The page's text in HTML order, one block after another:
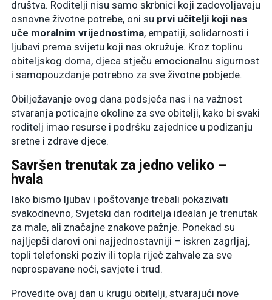
društva. Roditelji nisu samo skrbnici koji zadovoljavaju
osnovne životne potrebe, oni su prvi učitelji koji nas
uče moralnim vrijednostima, empatiji, solidarnosti i
ljubavi prema svijetu koji nas okružuje. Kroz toplinu
obiteljskog doma, djeca stječu emocionalnu sigurnost
i samopouzdanje potrebno za sve životne pobjede.
Obilježavanje ovog dana podsjeća nas i na važnost
stvaranja poticajne okoline za sve obitelji, kako bi svaki
roditelj imao resurse i podršku zajednice u podizanju
sretne i zdrave djece.
Savršen trenutak za jedno veliko –
hvala
Iako bismo ljubav i poštovanje trebali pokazivati
svakodnevno, Svjetski dan roditelja idealan je trenutak
za male, ali značajne znakove pažnje. Ponekad su
najljepši darovi oni najjednostavniji – iskren zagrljaj,
topli telefonski poziv ili topla riječ zahvale za sve
neprospavane noći, savjete i trud.
Provedite ovaj dan u krugu obitelji, stvarajući nove